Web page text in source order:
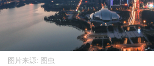
图片来源: 图虫